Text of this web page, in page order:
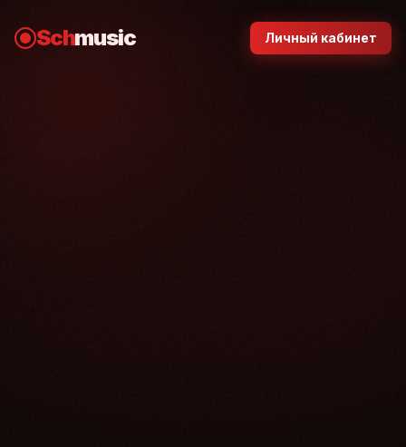
Schmusic Личный кабинет